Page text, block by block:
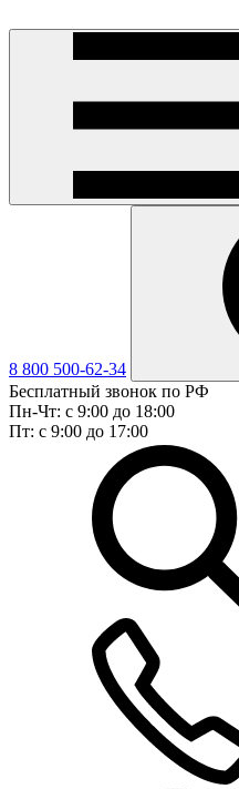
8 800 500-62-34
Бесплатный звонок по РФ
Пн-Чт: с 9:00 до 18:00
Пт: с 9:00 до 17:00